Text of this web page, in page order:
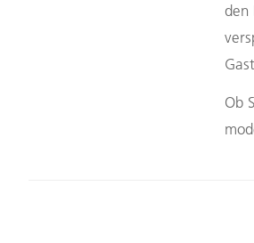
den
Ob